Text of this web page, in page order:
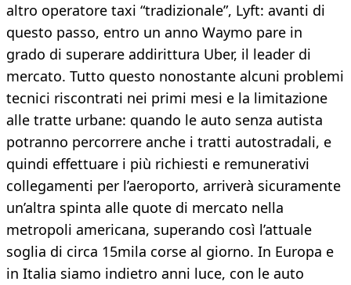
altro operatore taxi “tradizionale”, Lyft: avanti di
questo passo, entro un anno Waymo pare in
grado di superare addirittura Uber, il leader di
mercato. Tutto questo nonostante alcuni problemi
tecnici riscontrati nei primi mesi e la limitazione
alle tratte urbane: quando le auto senza autista
potranno percorrere anche i tratti autostradali, e
quindi effettuare i più richiesti e remunerativi
collegamenti per l’aeroporto, arriverà sicuramente
un’altra spinta alle quote di mercato nella
metropoli americana, superando così l’attuale
soglia di circa 15mila corse al giorno. In Europa e
in Italia siamo indietro anni luce, con le auto